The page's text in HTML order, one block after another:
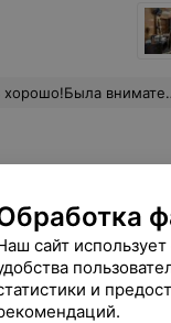
и предложила прийти пораньше на освободившееся место!
сайт
и